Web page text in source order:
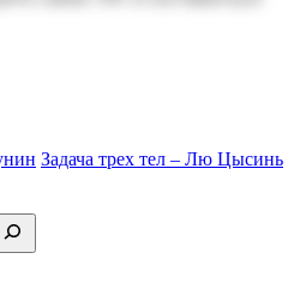
Задача трех тел – Лю Цысинь